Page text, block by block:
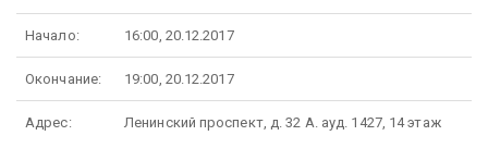
Начало: 16:00, 20.12.2017
Окончание: 19:00, 20.12.2017
Адрес: Ленинский проспект, д. 32 А. ауд. 1427, 14 этаж